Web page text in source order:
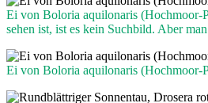
Ei von Boloria aquilonaris (Hochmoor-
sehen ist, ist es kein Suchbild. Aber
Ei von Boloria aquilonaris (Hochmoor-